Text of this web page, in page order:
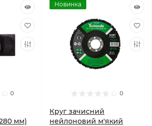
0
мм)
Новинка
0
Круг зачисний
нейлоновий м'який